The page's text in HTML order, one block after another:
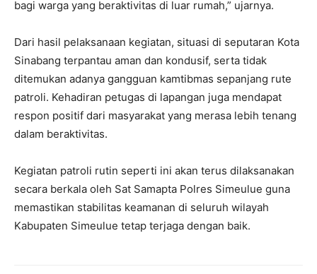
bagi warga yang beraktivitas di luar rumah,” ujarnya.
Dari hasil pelaksanaan kegiatan, situasi di seputaran Kota
Sinabang terpantau aman dan kondusif, serta tidak
ditemukan adanya gangguan kamtibmas sepanjang rute
patroli. Kehadiran petugas di lapangan juga mendapat
respon positif dari masyarakat yang merasa lebih tenang
dalam beraktivitas.
Kegiatan patroli rutin seperti ini akan terus dilaksanakan
secara berkala oleh Sat Samapta Polres Simeulue guna
memastikan stabilitas keamanan di seluruh wilayah
Kabupaten Simeulue tetap terjaga dengan baik.